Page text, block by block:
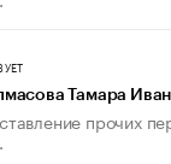
стареет
Тамара
прочих